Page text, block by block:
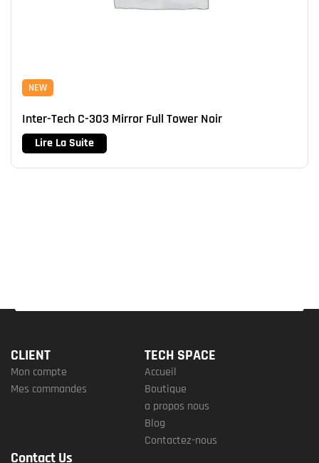
NEW
Inter-Tech C-303 Mirror Full Tower Noir
Lire La Suite
CLIENT
Mon compte
Mes commandes
TECH SPACE
Accueil
Boutique
a propos nous
Blog
Contactez-nous
Contact Us